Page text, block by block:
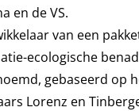
en de VS.
van een
ecologische
gebaseerd op
Lorenz en